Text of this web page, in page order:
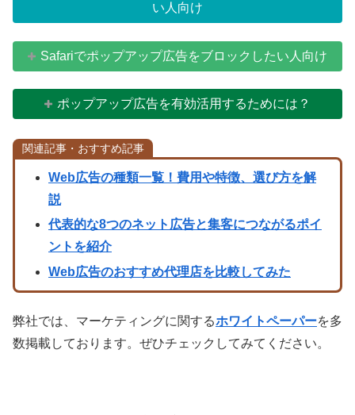
い人向け
Safariでポップアップ広告をブロックしたい人向け
ポップアップ広告を有効活用するためには？
関連記事・おすすめ記事
Web広告の種類一覧！費用や特徴、選び方を解
説
代表的な8つのネット広告と集客につながるポイ
ントを紹介
Web広告のおすすめ代理店を比較してみた
弊社では、マーケティングに関するホワイトペーパーを多
数掲載しております。ぜひチェックしてみてください。